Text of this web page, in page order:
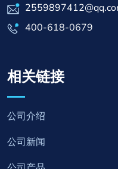
400-618-0679
相关链接
公司介绍
公司新闻